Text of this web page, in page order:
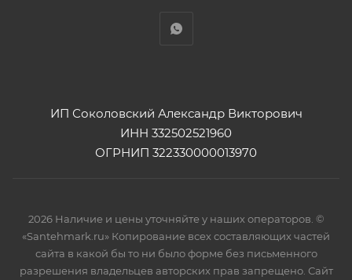
ИП Соколовский Александр Викторович
ИНН 332502521960
ОГРНИП 322330000013970
2026 Наличие и цены уточняйте у наших операторов. ©
«Santehmark.ru» Копирование всех составляющих частей
сайта в какой бы то ни было форме без письменного
разрешения владельцев авторских прав запрещено. Сайт